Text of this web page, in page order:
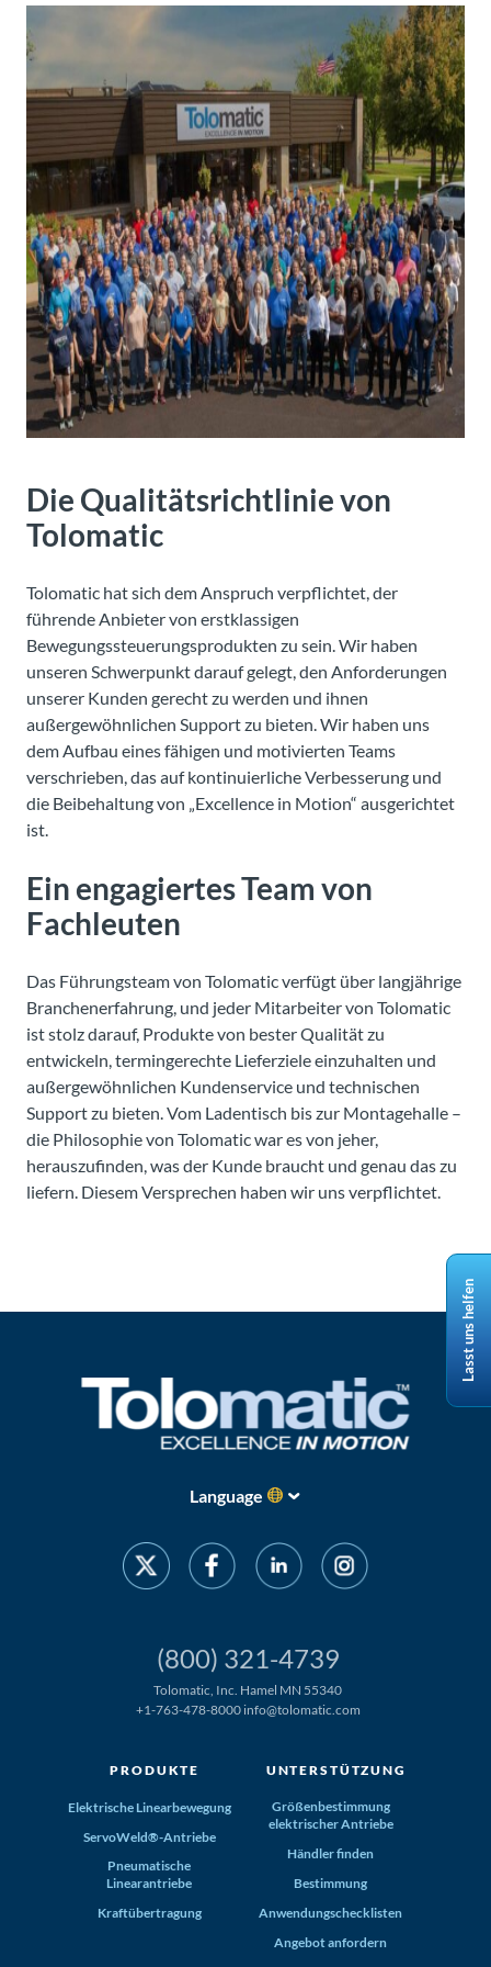
Die Qualitätsrichtlinie von
Tolomatic
Tolomatic hat sich dem Anspruch verpflichtet, der
führende Anbieter von erstklassigen
Bewegungssteuerungsprodukten zu sein. Wir haben
unseren Schwerpunkt darauf gelegt, den Anforderungen
unserer Kunden gerecht zu werden und ihnen
außergewöhnlichen Support zu bieten. Wir haben uns
dem Aufbau eines fähigen und motivierten Teams
verschrieben, das auf kontinuierliche Verbesserung und
die Beibehaltung von „Excellence in Motion“ ausgerichtet
ist.
Ein engagiertes Team von
Fachleuten
Das Führungsteam von Tolomatic verfügt über langjährige
Branchenerfahrung, und jeder Mitarbeiter von Tolomatic
ist stolz darauf, Produkte von bester Qualität zu
entwickeln, termingerechte Lieferziele einzuhalten und
außergewöhnlichen Kundenservice und technischen
Support zu bieten. Vom Ladentisch bis zur Montagehalle –
die Philosophie von Tolomatic war es von jeher,
herauszufinden, was der Kunde braucht und genau das zu
liefern. Diesem Versprechen haben wir uns verpflichtet.
Language
(800) 321-4739
Tolomatic, Inc. Hamel MN 55340
+1-763-478-8000 info@tolomatic.com
PRODUKTE
Elektrische Linearbewegung
ServoWeld®-Antriebe
Pneumatische
Linearantriebe
Kraftübertragung
UNTERSTÜTZUNG
Größenbestimmung
elektrischer Antriebe
Händler finden
Bestimmung
Anwendungschecklisten
Angebot anfordern
Über
Tolomatic
Kontakt
zu einem
Ingenieur
Kontakt
Neuigkeiten &
Veranstaltungen
Dealer
Portal
Lasst uns helfen